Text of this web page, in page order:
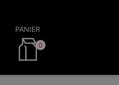
PANIER
0